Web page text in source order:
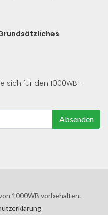
sich für den 1000WB-
Absenden
1000WB vorbehalten.